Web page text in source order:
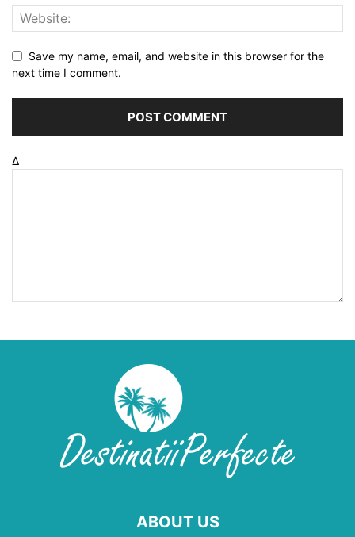
Save my name, email, and website in this browser for the
next time I comment.
Δ
ABOUT US